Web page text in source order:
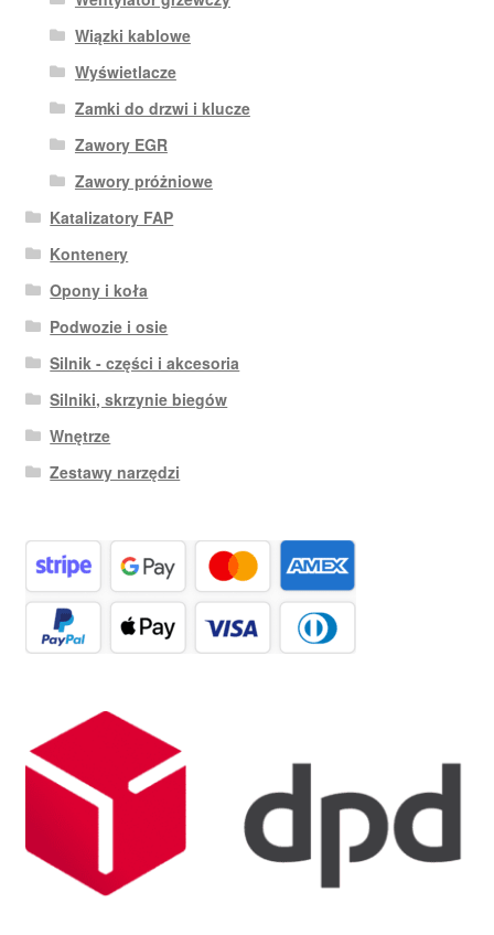
Wiązki kablowe
Wyświetlacze
Zamki do drzwi i klucze
Zawory EGR
Zawory próżniowe
Katalizatory FAP
Kontenery
Opony i koła
Podwozie i osie
Silnik - części i akcesoria
Silniki, skrzynie biegów
Wnętrze
Zestawy narzędzi